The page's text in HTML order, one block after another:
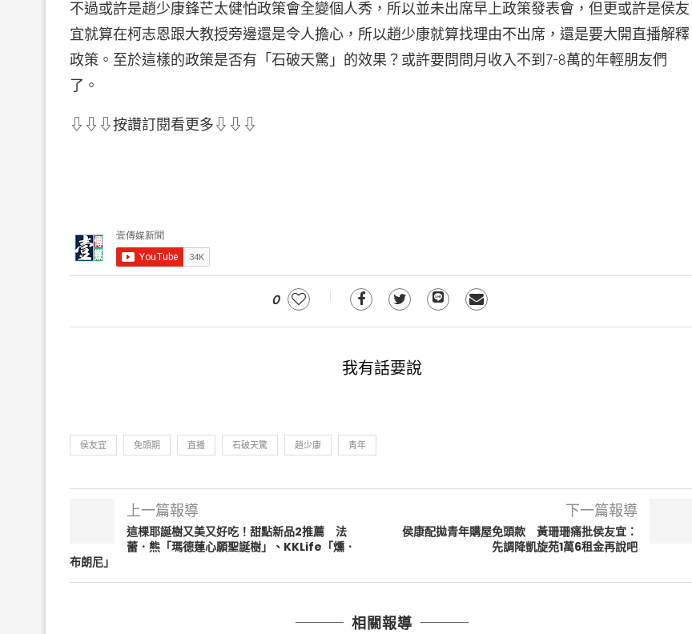
不過或許是趙少康鋒芒太健怕政策會全變個人秀，所以並未出席早上政策發表會，但更或許是侯友
宜就算在柯志恩跟大教授旁邊還是令人擔心，所以趙少康就算找理由不出席，還是要大開直播解釋
政策。至於這樣的政策是否有「石破天驚」的效果？或許要問問月收入不到7-8萬的年輕朋友們
了。
⇩⇩⇩按讚訂閱看更多⇩⇩⇩
0
我有話要說
侯友宜 免頭期 直播 石破天驚 趙少康 青年
上一篇報導
這棵耶誕樹又美又好吃！甜點新品2推薦 法
蕾．熊「瑪德蓮心願聖誕樹」、KKLife「燻．
布朗尼」
下一篇報導
侯康配拋青年購屋免頭款 黃珊珊痛批侯友宜：
先調降凱旋苑1萬6租金再說吧
相關報導